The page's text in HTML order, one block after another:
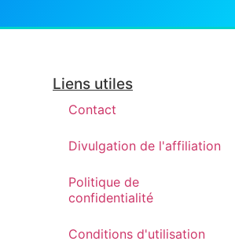
Liens utiles
Contact
Divulgation de l'affiliation
Politique de
confidentialité
Conditions d'utilisation